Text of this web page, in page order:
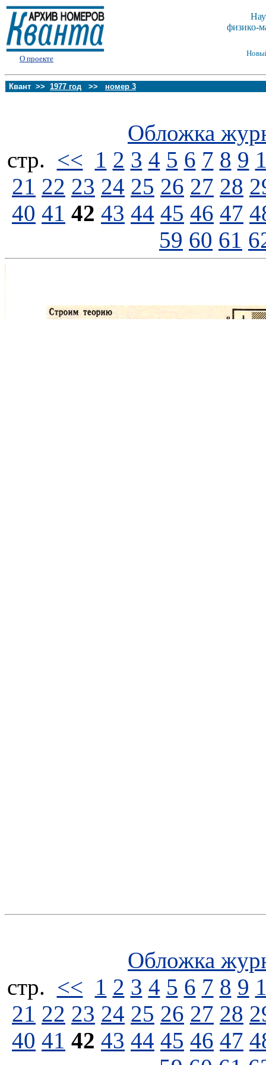
О проекте
физико-
Квант >> 1977 год >> номер 3
Обложка
стp. << 1 2 3 4 5 6 7 8 9
21 22 23 24 25 26 27 28
40 41 42 43 44 45 46 47
59 60 61
Обложка
стp. << 1 2 3 4 5 6 7 8 9
21 22 23 24 25 26 27 28
40 41 42 43 44 45 46 47